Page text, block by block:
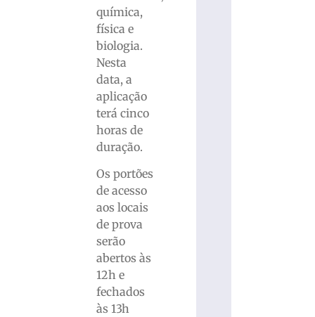
química,
física e
biologia.
Nesta
data, a
aplicação
terá cinco
horas de
duração.
Os portões
de acesso
aos locais
de prova
serão
abertos às
12h e
fechados
às 13h